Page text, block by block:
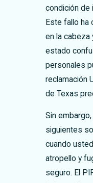
condición de
Este fallo ha
en la cabeza
estado
personales
reclamación
de Texas
Sin
siguientes
cuando
atropello y
seguro. El